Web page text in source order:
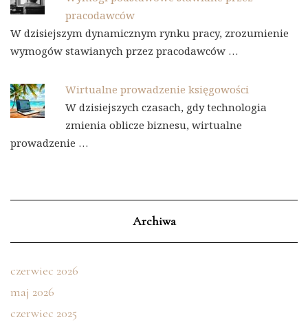
pracodawców
W dzisiejszym dynamicznym rynku pracy, zrozumienie
wymogów stawianych przez pracodawców …
Wirtualne prowadzenie księgowości
W dzisiejszych czasach, gdy technologia
zmienia oblicze biznesu, wirtualne
prowadzenie …
Archiwa
czerwiec 2026
maj 2026
czerwiec 2025